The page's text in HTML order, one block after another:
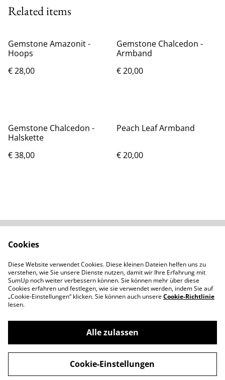
Related items
Gemstone Amazonit -
Hoops
€ 28,00
Gemstone Chalcedon -
Armband
€ 20,00
Gemstone Chalcedon -
Halskette
€ 38,00
Peach Leaf Armband
€ 20,00
Kontaktieren Sie uns
Datenschutzbestimm
ungen von SumUp
Cookie-Richtlinie
©2026Moncale - Handgemachtes aus Polymerton
powered by
Cookies
Diese Website verwendet Cookies. Diese kleinen Dateien helfen uns zu
verstehen, wie Sie unsere Dienste nutzen, damit wir Ihre Erfahrung mit
SumUp noch weiter verbessern können. Sie können mehr über diese
Cookies erfahren und festlegen, wie sie verwendet werden, indem Sie auf
„Cookie-Einstellungen“ klicken. Sie können auch unsereCookie-Richtlinie
lesen.
Alle zulassen
Cookie-Einstellungen